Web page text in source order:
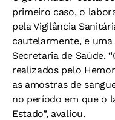
primeiro caso, o
pela Vigilância
cautelarmente, e
Secretaria de Saúde.
realizados pelo
as amostras de
no período em que o
Estado”, avaliou.